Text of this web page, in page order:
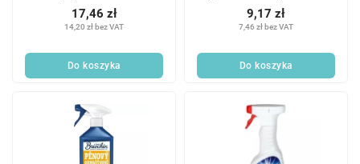
14,20 zł bez VAT
17,46 zł
Do koszyka
7,46 zł bez VAT
9,17 zł
Do koszyka